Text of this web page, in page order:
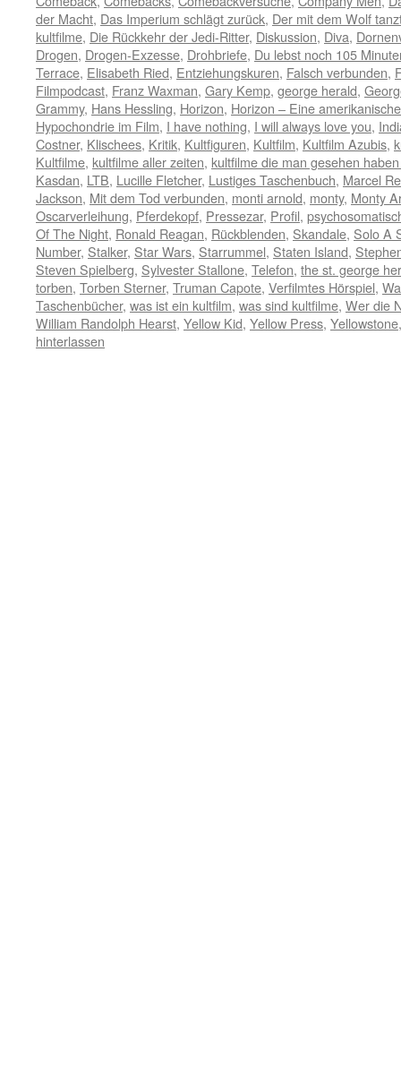
der Macht, Das Imperium schlägt zurück, Der mit dem Wolf
kultfilme, Die Rückkehr der Jedi-Ritter, Diskussion, Diva,
Drogen, Drogen-Exzesse, Drohbriefe, Du lebst noch 105
Terrace, Elisabeth Ried, Entziehungskuren, Falsch verbunden,
Filmpodcast, Franz Waxman, Gary Kemp, george herald,
Grammy, Hans Hessling, Horizon, Horizon – Eine
Hypochondrie im Film, I have nothing, I will always love you,
Costner, Klischees, Kritik, Kultfiguren, Kultfilm, Kultfilm Azubis,
Kultfilme, kultfilme aller zeiten, kultfilme die man gesehen
Kasdan, LTB, Lucille Fletcher, Lustiges Taschenbuch, Marcel
Jackson, Mit dem Tod verbunden, monti arnold, monty, Monty
Oscarverleihung, Pferdekopf, Pressezar, Profil,
Of The Night, Ronald Reagan, Rückblenden, Skandale, Solo A
Number, Stalker, Star Wars, Starrummel, Staten Island,
Steven Spielberg, Sylvester Stallone, Telefon, the st. george
torben, Torben Sterner, Truman Capote, Verfilmtes Hörspiel,
Taschenbücher, was ist ein kultfilm, was sind kultfilme, Wer die
William Randolph Hearst, Yellow Kid, Yellow Press, Yellowstone
hinterlassen